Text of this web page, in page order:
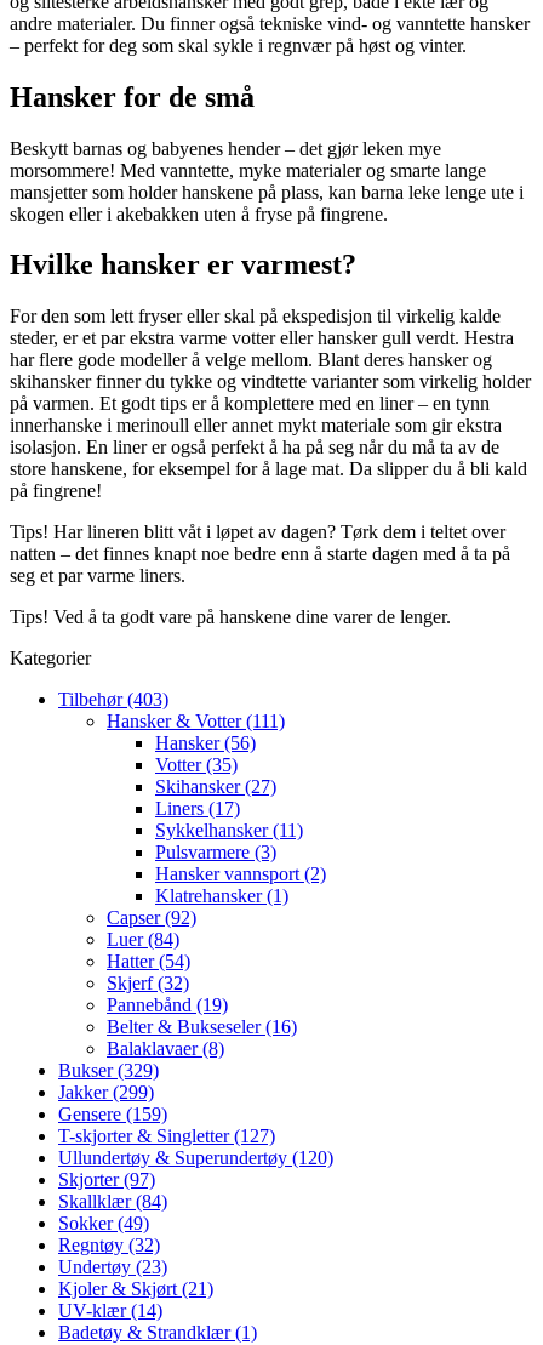
andre materialer. Du finner også tekniske vind- og vanntette hansker
– perfekt for deg som skal sykle i regnvær på høst og vinter.
Hansker for de små
Beskytt barnas og babyenes hender – det gjør leken mye
morsommere! Med vanntette, myke materialer og smarte lange
mansjetter som holder hanskene på plass, kan barna leke lenge ute i
skogen eller i akebakken uten å fryse på fingrene.
Hvilke hansker er varmest?
For den som lett fryser eller skal på ekspedisjon til virkelig kalde
steder, er et par ekstra varme votter eller hansker gull verdt. Hestra
har flere gode modeller å velge mellom. Blant deres hansker og
skihansker finner du tykke og vindtette varianter som virkelig holder
på varmen. Et godt tips er å komplettere med en liner – en tynn
innerhanske i merinoull eller annet mykt materiale som gir ekstra
isolasjon. En liner er også perfekt å ha på seg når du må ta av de
store hanskene, for eksempel for å lage mat. Da slipper du å bli kald
på fingrene!
Tips! Har lineren blitt våt i løpet av dagen? Tørk dem i teltet over
natten – det finnes knapt noe bedre enn å starte dagen med å ta på
seg et par varme liners.
Tips! Ved å ta godt vare på hanskene dine varer de lenger.
Kategorier
Tilbehør (403)
Hansker & Votter (111)
Hansker (56)
Votter (35)
Skihansker (27)
Liners (17)
Sykkelhansker (11)
Pulsvarmere (3)
Hansker vannsport (2)
Klatrehansker (1)
Capser (92)
Luer (84)
Hatter (54)
Skjerf (32)
Pannebånd (19)
Belter & Bukseseler (16)
Balaklavaer (8)
Bukser (329)
Jakker (299)
Gensere (159)
T-skjorter & Singletter (127)
Ullundertøy & Superundertøy (120)
Skjorter (97)
Skallklær (84)
Sokker (49)
Regntøy (32)
Undertøy (23)
Kjoler & Skjørt (21)
UV-klær (14)
Badetøy & Strandklær (1)